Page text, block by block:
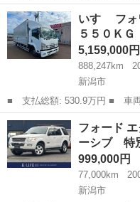
ー名： クライスラー・ジー
ンリミテッド ■ グレード
特別仕様...
新潟 新潟市 その他
いすゞ フ
５５０ＫＧ
5,159,000円
888,247km
新潟市
■ 支払総額: 530.9万円 ■ 車両本体価格： 5,159,000 円 ■ メーカ
ー名： いすゞ ■ 車種名：
ウィング 積載量２５５０Ｋ
新潟 新潟市 その他
フォード
ーシブ 特
999,000円
77,000km
新潟市